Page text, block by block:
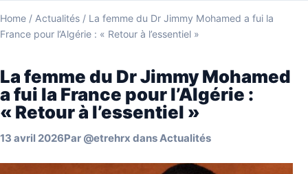
Home / Actualités / La femme du Dr Jimmy Mohamed a fui la
France pour l’Algérie : « Retour à l’essentiel »
La femme du Dr Jimmy Mohamed
a fui la France pour l’Algérie :
« Retour à l’essentiel »
13 avril 2026Par @etrehrx dansActualités